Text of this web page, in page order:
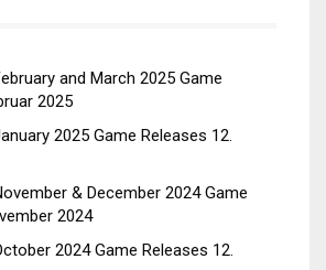
and March 2025 Game
2025
2025 Game Releases 12.
& December 2024 Game
2024
2024 Game Releases 12.